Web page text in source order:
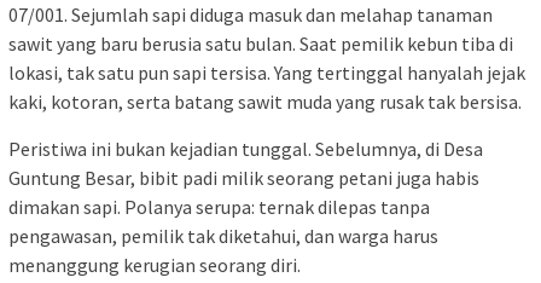
07/001. Sejumlah sapi diduga masuk dan melahap tanaman
sawit yang baru berusia satu bulan. Saat pemilik kebun tiba di
lokasi, tak satu pun sapi tersisa. Yang tertinggal hanyalah jejak
kaki, kotoran, serta batang sawit muda yang rusak tak bersisa.
Peristiwa ini bukan kejadian tunggal. Sebelumnya, di Desa
Guntung Besar, bibit padi milik seorang petani juga habis
dimakan sapi. Polanya serupa: ternak dilepas tanpa
pengawasan, pemilik tak diketahui, dan warga harus
menanggung kerugian seorang diri.